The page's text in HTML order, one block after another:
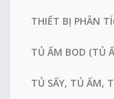
THIẾT BỊ PHÂN
TỦ ẤM BOD (TỦ
TỦ SẤY, TỦ ẤM,